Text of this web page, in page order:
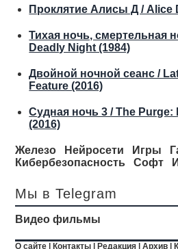
Проклятие Алисы Д / Alice
Тихая ночь, смертельная
Deadly Night (1984)
Двойной ночной сеанс /
Feature (2016)
Судная ночь 3 / The Purge:
(2016)
Железо Нейросети Игры
Кибербезопасность
Софт
Мы в Telegram
Видео фильмы
О сайте Контакты Редакция |Архив